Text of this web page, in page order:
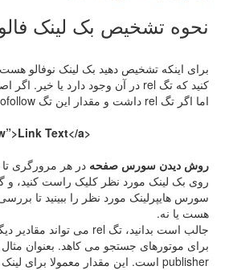
نحوه تشخیص بک لینک فالو
اما اگر تگ rel داشت و مقدار این تگ nofollow بود طبیعتا بک لینک مذکور نوفالو است.
Text</a>
روش دیدن سورس صفحه در هر مرورگری
هست یا نه.
publisher است. این مقدار معمولا برای لینک به صفحه ی منتشر کننده ی مطلب قرار داده می شود.